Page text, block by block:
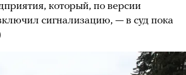
который, по версии
сигнализацию, — в суд пока